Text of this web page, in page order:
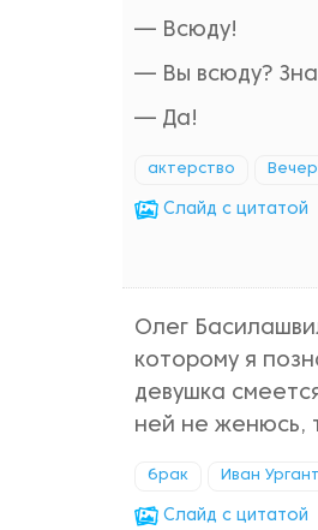
— Всюду!
— Вы всюду?
— Да!
актерство
Cлайд с цитатой
Олег
которому я
девушка
ней не женюсь,
брак Иван Ургант
Cлайд с цитатой